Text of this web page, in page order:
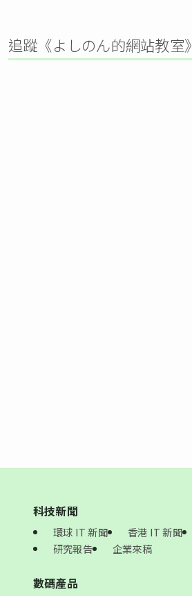
追蹤《よしのん的網站教室》
科技新聞
環球 IT 新聞 香港 IT 新聞
研究報告
企業來稿
數碼產品